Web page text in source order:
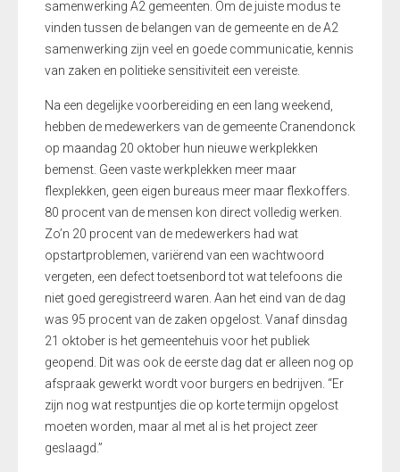
samenwerking A2 gemeenten. Om de juiste modus te
vinden tussen de belangen van de gemeente en de A2
samenwerking zijn veel en goede communicatie, kennis
van zaken en politieke sensitiviteit een vereiste.
Na een degelijke voorbereiding en een lang weekend,
hebben de medewerkers van de gemeente Cranendonck
op maandag 20 oktober hun nieuwe werkplekken
bemenst. Geen vaste werkplekken meer maar
flexplekken, geen eigen bureaus meer maar flexkoffers.
80 procent van de mensen kon direct volledig werken.
Zo’n 20 procent van de medewerkers had wat
opstartproblemen, variërend van een wachtwoord
vergeten, een defect toetsenbord tot wat telefoons die
niet goed geregistreerd waren. Aan het eind van de dag
was 95 procent van de zaken opgelost. Vanaf dinsdag
21 oktober is het gemeentehuis voor het publiek
geopend. Dit was ook de eerste dag dat er alleen nog op
afspraak gewerkt wordt voor burgers en bedrijven. “Er
zijn nog wat restpuntjes die op korte termijn opgelost
moeten worden, maar al met al is het project zeer
geslaagd.”